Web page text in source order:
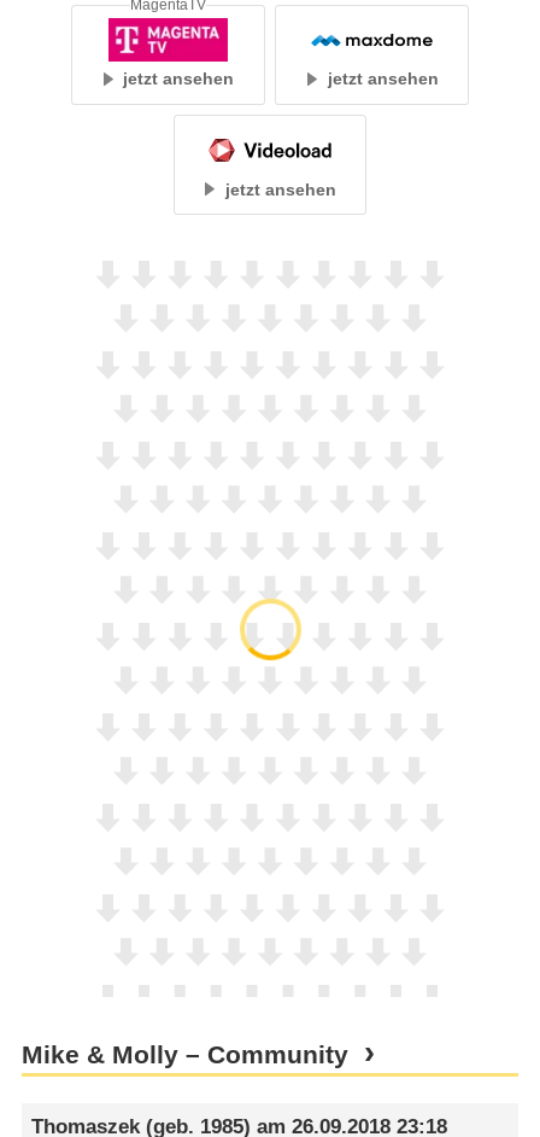
jetzt ansehen
MagentaTV
jetzt ansehen
jetzt ansehen
Mike & Molly – Community
Thomaszek(geb. 1985) am26.09.2018 23:18